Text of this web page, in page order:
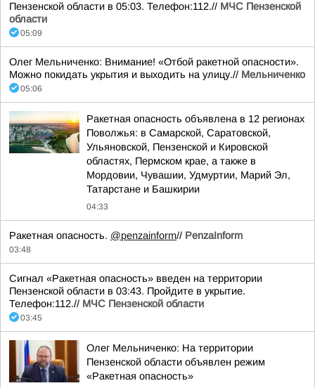
Пензенской области в 05:03. Телефон:112.// МЧС Пензенской
области
05:09
Олег Мельниченко: Внимание! «Отбой ракетной опасности».
Можно покидать укрытия и выходить на улицу.// Мельниченко
05:06
Ракетная опасность объявлена в 12 регионах
Поволжья: в Самарской, Саратовской,
Ульяновской, Пензенской и Кировской
областях, Пермском крае, а также в
Мордовии, Чувашии, Удмуртии, Марий Эл,
Татарстане и Башкирии
04:33
Ракетная опасность. @penzainform// PenzaInform
03:48
Сигнал «Ракетная опасность» введен на территории
Пензенской области в 03:43. Пройдите в укрытие.
Телефон:112.// МЧС Пензенской области
03:45
Олег Мельниченко: На территории
Пензенской области объявлен режим
«Ракетная опасность»